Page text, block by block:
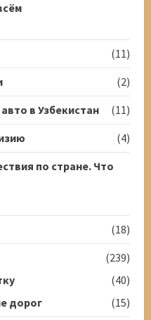
(11)
(2)
в Узбекистан
(11)
(4)
по стране. Что
(18)
(239)
(40)
дорог
(15)